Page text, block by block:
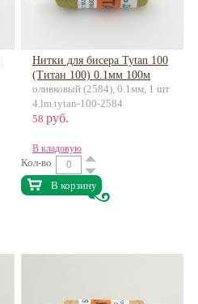
Нитки для бисера Tytan 100
(Титан 100) 0.1мм 100м
оливковый (2584), 0.1мм, 1 шт
4.lm.tytan-100-2584
58 руб.
В кладовую
Кол-во
В корзину